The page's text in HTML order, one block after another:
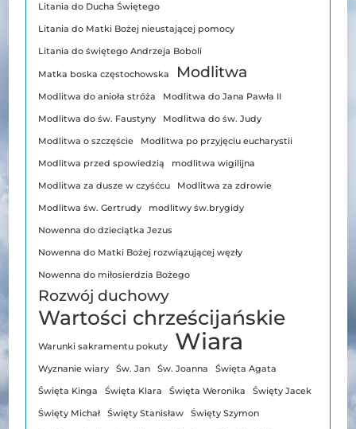
Litania do Ducha Świętego
Litania do Matki Bożej nieustającej pomocy
Litania do świętego Andrzeja Boboli
Matka boska częstochowska Modlitwa
Modlitwa do anioła stróża Modlitwa do Jana Pawła II
Modlitwa do św. Faustyny Modlitwa do św. Judy
Modlitwa o szczęście Modlitwa po przyjęciu eucharystii
Modlitwa przed spowiedzią modlitwa wigilijna
Modlitwa za dusze w czyśćcu Modlitwa za zdrowie
Modlitwa św. Gertrudy modlitwy św.brygidy
Nowenna do dzieciątka Jezus
Nowenna do Matki Bożej rozwiązującej węzły
Nowenna do miłosierdzia Bożego
Rozwój duchowy
Wartości chrześcijańskie
Warunki sakramentu pokuty Wiara
Wyznanie wiary Św. Jan Św. Joanna Święta Agata
Święta Kinga Święta Klara Święta Weronika Święty Jacek
Święty Michał Święty Stanisław Święty Szymon